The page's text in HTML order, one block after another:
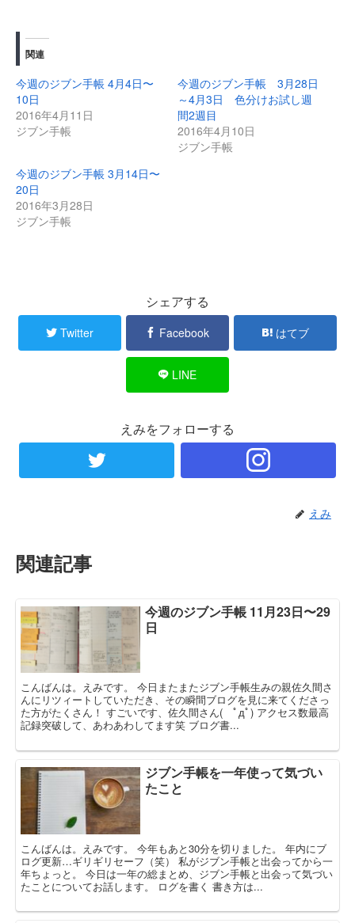
関連
今週のジブン手帳 4月4日〜
10日
2016年4月11日
ジブン手帳
今週のジブン手帳 3月28日
～4月3日 色分けお試し週
間2週目
2016年4月10日
ジブン手帳
今週のジブン手帳 3月14日〜
20日
2016年3月28日
ジブン手帳
シェアする
Twitter Facebook はてブ
LINE
えみをフォローする
えみ
関連記事
今週のジブン手帳 11月23日〜29
日
こんばんは。えみです。 今日またまたジブン手帳生みの親佐久間さ
んにリツィートしていただき、その瞬間ブログを見に来てくださっ
た方がたくさん！ すごいです、佐久間さん( ﾟдﾟ) アクセス数最高
記録突破して、あわあわしてます笑 ブログ書...
ジブン手帳を一年使って気づい
たこと
こんばんは。えみです。 今年もあと30分を切りました。 年内にブ
ログ更新…ギリギリセーフ（笑） 私がジブン手帳と出会ってから一
年ちょっと。 今日は一年の総まとめ、ジブン手帳と出会って気づい
たことについてお話します。 ログを書く 書き方は...